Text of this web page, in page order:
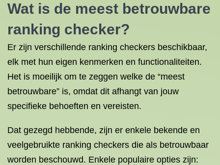
Wat is de meest betrouwbare
ranking checker?
Er zijn verschillende ranking checkers beschikbaar,
elk met hun eigen kenmerken en functionaliteiten.
Het is moeilijk om te zeggen welke de “meest
betrouwbare” is, omdat dit afhangt van jouw
specifieke behoeften en vereisten.
Dat gezegd hebbende, zijn er enkele bekende en
veelgebruikte ranking checkers die als betrouwbaar
worden beschouwd. Enkele populaire opties zijn: